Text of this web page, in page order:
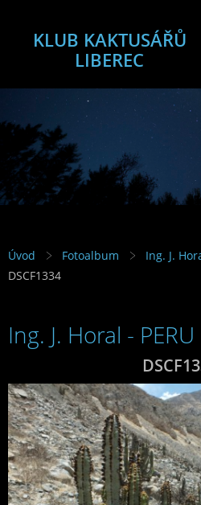
KLUB KAKTUSÁŘŮ
LIBEREC
Úvod Fotoalbum
Ing. J.
DSCF1334
Ing. J. Horal -